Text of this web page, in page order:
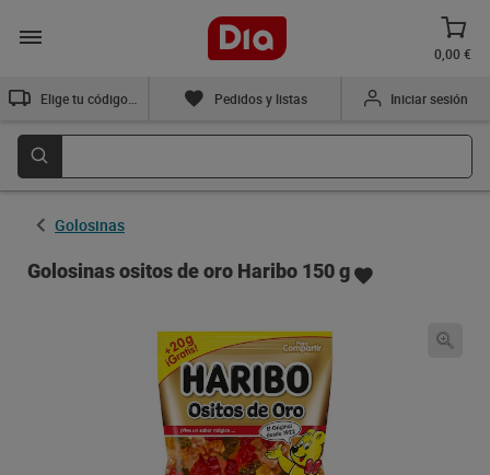
0,00 €
Pedidos y listas Iniciar sesión
Golosinas
Golosinas ositos de oro Haribo 150 g